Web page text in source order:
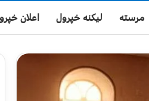
مرسته لیکنه خپرول اعلان